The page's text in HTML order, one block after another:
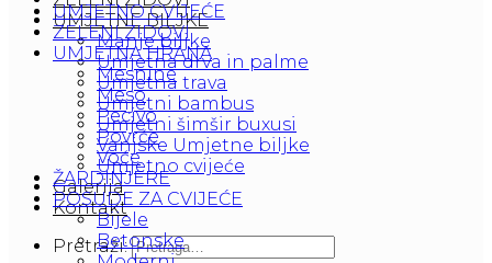
UMJETNE BILJKE
Manje biljke
Umjetna drva in palme
Umjetna trava
Umjetni bambus
Umjetni šimšir buxusi
Vanjske Umjetne biljke
Umjetno cvijeće
Galerija
Kontakt
Pretraži:
UMJETNO CVIJEĆE
ZELENI ZIDOVI
UMJETNA HRANA
Mesnine
Meso
Pecivo
Povrće
Voće
ŽARDINJERE
POSUDE ZA CVIJEĆE
Bijele
Betonske